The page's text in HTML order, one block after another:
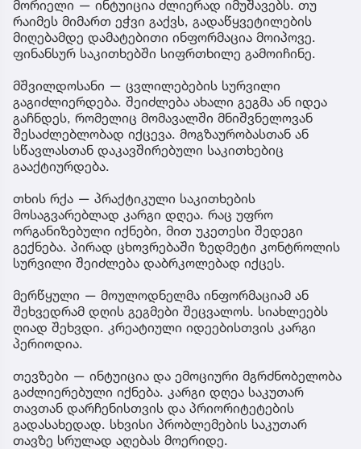
მორიელი — ინტუიცია ძლიერად იმუშავებს. თუ
რაიმეს მიმართ ეჭვი გაქვს, გადაწყვეტილების
მიღებამდე დამატებითი ინფორმაცია მოიპოვე.
ფინანსურ საკითხებში სიფრთხილე გამოიჩინე.
მშვილდოსანი — ცვლილებების სურვილი
გაგიძლიერდება. შეიძლება ახალი გეგმა ან იდეა
გაჩნდეს, რომელიც მომავალში მნიშვნელოვან
შესაძლებლობად იქცევა. მოგზაურობასთან ან
სწავლასთან დაკავშირებული საკითხებიც
გააქტიურდება.
თხის რქა — პრაქტიკული საკითხების
მოსაგვარებლად კარგი დღეა. რაც უფრო
ორგანიზებული იქნები, მით უკეთესი შედეგი
გექნება. პირად ცხოვრებაში ზედმეტი კონტროლის
სურვილი შეიძლება დაბრკოლებად იქცეს.
მერწყული — მოულოდნელმა ინფორმაციამ ან
შეხვედრამ დღის გეგმები შეცვალოს. სიახლეებს
ღიად შეხვდი. კრეატიული იდეებისთვის კარგი
პერიოდია.
თევზები — ინტუიცია და ემოციური მგრძნობელობა
გაძლიერებული იქნება. კარგი დღეა საკუთარ
თავთან დარჩენისთვის და პრიორიტეტების
გადასახედად. სხვისი პრობლემების საკუთარ
თავზე სრულად აღებას მოერიდე.